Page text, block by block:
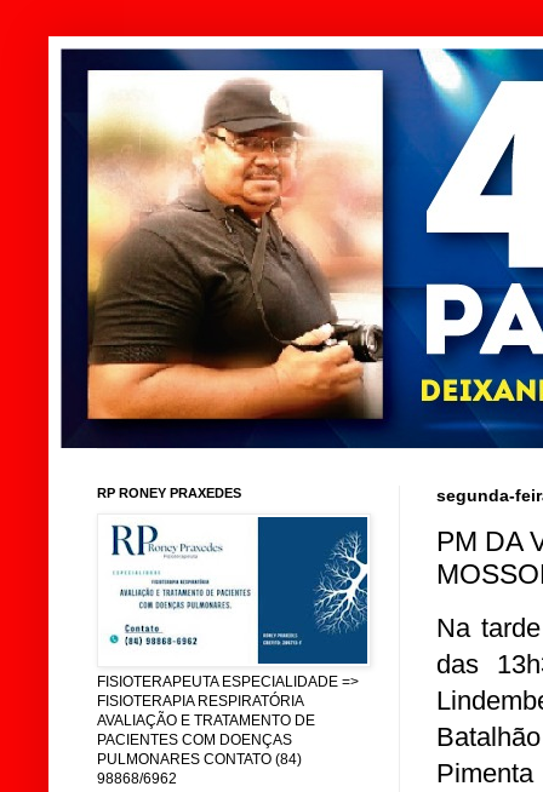
segunda-
PM DA
Na
das
RP RONEY PRAXEDES
FISIOTERAPEUTA ESPECIALIDADE =>
FISIOTERAPIA RESPIRATÓRIA
AVALIAÇÃO E TRATAMENTO DE
PACIENTES COM DOENÇAS
PULMONARES CONTATO (84)
98868/6962